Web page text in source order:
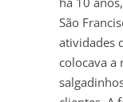
São
atividades
colocava a